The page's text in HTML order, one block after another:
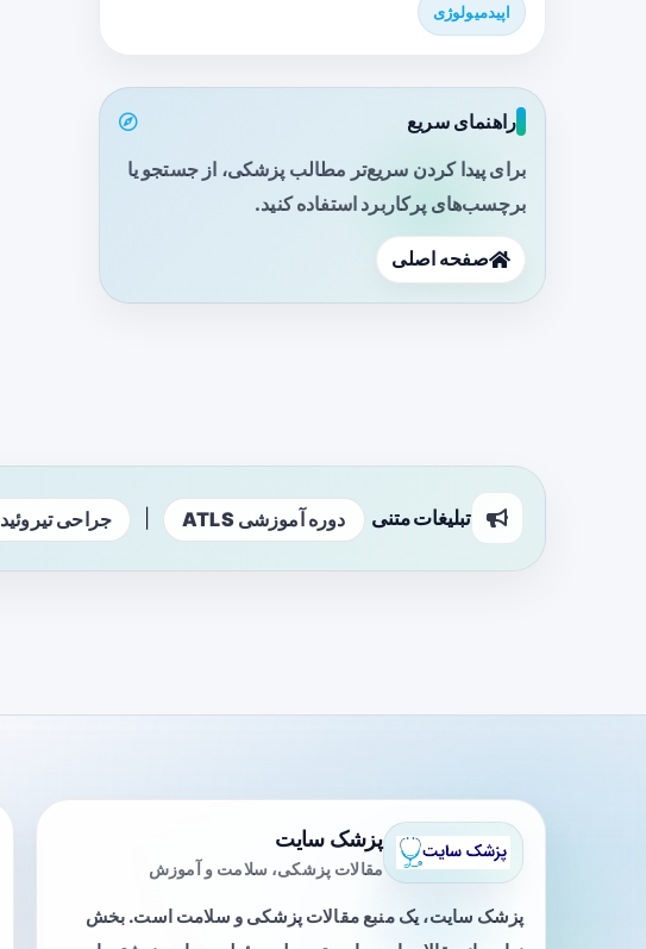
اپیدمیولوژی
راهنمای سریع
برای پیدا کردن سریع‌تر مطالب پزشکی، از جستجو یا
برچسب‌های پرکاربرد استفاده کنید.
صفحه اصلی
تبلیغات متنی دوره آموزشی ATLS جراحی تیروئید
پزشک سایت
مقالات پزشکی، سلامت و آموزش
پزشک سایت، یک منبع مقالات پزشکی و سلامت است. بخش